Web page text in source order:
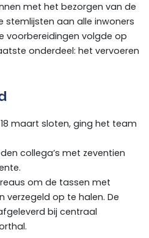
met het bezorgen van de
aan alle inwoners
voorbereidingen volgde op
onderdeel: het vervoeren
maart sloten, ging het team
collega’s met zeventien
om de tassen met
verzegeld op te halen. De
bij centraal